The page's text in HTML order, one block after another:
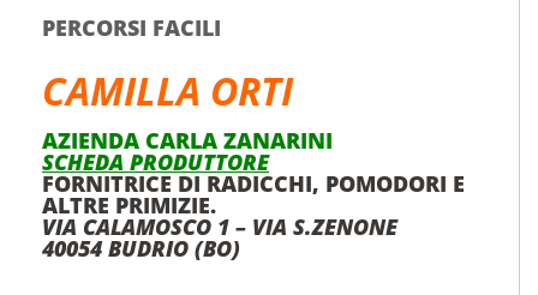
PERCORSI FACILI
CAMILLA ORTI
AZIENDA CARLA ZANARINI
SCHEDA PRODUTTORE
FORNITRICE DI RADICCHI, POMODORI E
ALTRE PRIMIZIE.
VIA CALAMOSCO 1 – VIA S.ZENONE
40054 BUDRIO (BO)